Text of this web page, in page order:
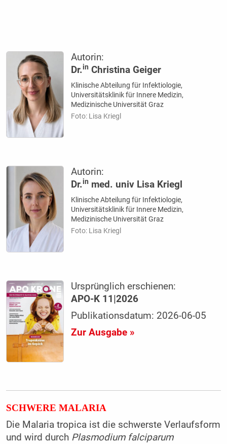
Autorin:
Dr.in Christina Geiger
Klinische Abteilung für Infektiologie,
Universitätsklinik für Innere Medizin,
Medizinische Universität Graz
Foto: Lisa Kriegl
Autorin:
Dr.in med. univ Lisa Kriegl
Klinische Abteilung für Infektiologie,
Universitätsklinik für Innere Medizin,
Medizinische Universität Graz
Foto: Lisa Kriegl
Ursprünglich erschienen:
APO-K 11|2026
Publikationsdatum: 2026-06-05
Zur Ausgabe »
SCHWERE MALARIA
Die Malaria tropica ist die schwerste Verlaufsform
und wird durch Plasmodium falciparum